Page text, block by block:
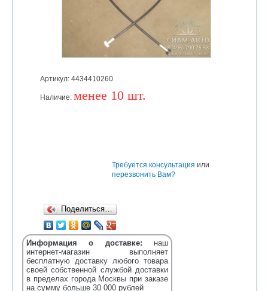
Артикул: 4434410260
Наличие: менее 10 шт.
Поделиться…
Требуется консультация или
перезвонить Вам?
Информация о доставке: наш
интернет-магазин выполняет
бесплатную доставку любого товара
своей собственной службой доставки
в пределах города Москвы при заказе
на сумму больше 30 000 рублей